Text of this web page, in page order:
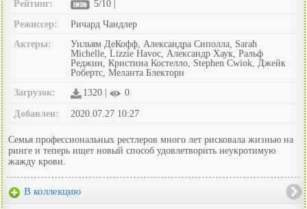
Рейтинг:
5/10 |
Режиссер:
Ричард Чандлер
Актеры:
Уильям ДеКофф, Александра Сиполла, Sarah
Michelle, Lizzie Havoc, Александр Хаук, Ральф
Реджин, Кристина Костелло, Stephen Cwiok, Джейк
Робертс, Меланта Блекторн
Загрузок:
1320 | 0
Добавлен: 2020.07.27 10:27
Семья профессиональных рестлеров много лет рисковала жизнью на
ринге и теперь ищет новый способ удовлетворить неукротимую
жажду крови.
В коллекцию